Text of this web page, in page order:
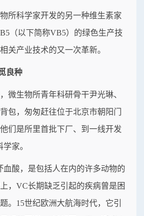
所科学家开发的另一种维生素家
（以下简称VB5）的绿色生产技
关产业技术的又一次革新。
良种
微生物所青年科研骨干尹光琳、
包，匆匆赶往位于北京市朝阳门
们是所里首批下厂、到一线开发
家。
血酸，是包括人在内的许多动物的
，VC长期缺乏引起的疾病曾是困
。15世纪欧洲大航海时代，它引